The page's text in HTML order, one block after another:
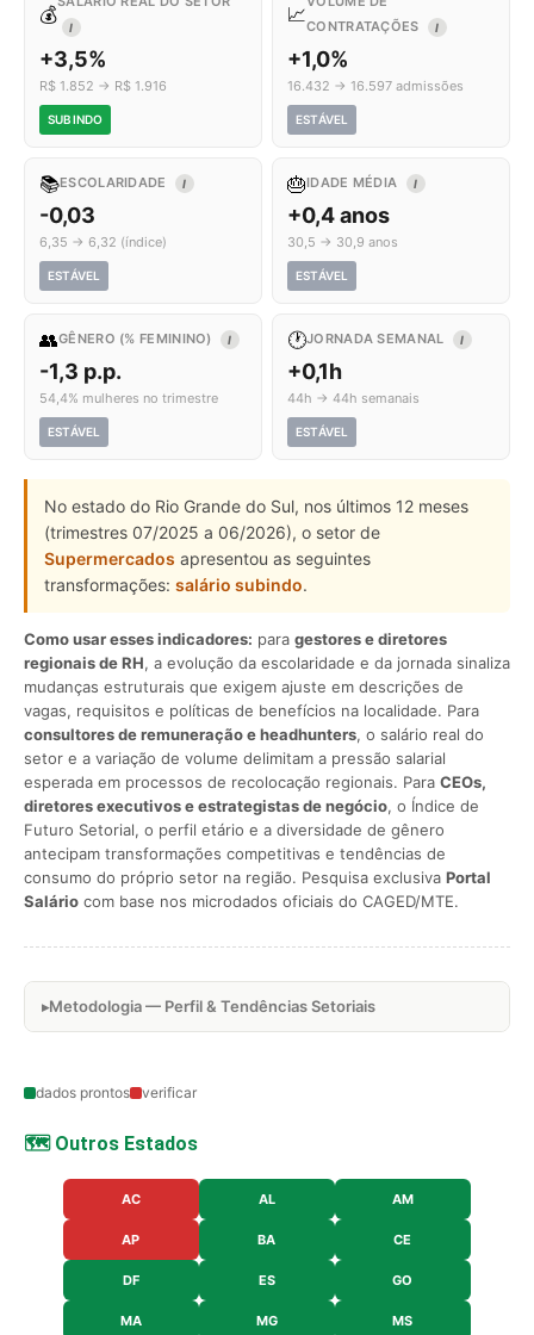
💰
I
+3,5%
R$ 1.852 → R$ 1.916
SUBINDO
📈CONTRATAÇÕES
I
+1,0%
16.432 → 16.597 admissões
ESTÁVEL
📚ESCOLARIDADE I
-0,03
6,35 → 6,32 (índice)
ESTÁVEL
🎂IDADE MÉDIA I
+0,4 anos
30,5 → 30,9 anos
ESTÁVEL
👥GÊNERO (% FEMININO) I
-1,3 p.p.
54,4% mulheres no trimestre
ESTÁVEL
🕐JORNADA SEMANAL I
+0,1h
44h → 44h semanais
ESTÁVEL
No estado do Rio Grande do Sul, nos últimos 12 meses
(trimestres 07/2025 a 06/2026), o setor de
Supermercados apresentou as seguintes
transformações: salário subindo.
Como usar esses indicadores: para gestores e diretores
regionais de RH, a evolução da escolaridade e da jornada sinaliza
mudanças estruturais que exigem ajuste em descrições de
vagas, requisitos e políticas de benefícios na localidade. Para
consultores de remuneração e headhunters, o salário real do
setor e a variação de volume delimitam a pressão salarial
esperada em processos de recolocação regionais. Para CEOs,
diretores executivos e estrategistas de negócio, o Índice de
Futuro Setorial, o perfil etário e a diversidade de gênero
antecipam transformações competitivas e tendências de
consumo do próprio setor na região. Pesquisa exclusiva Portal
Salário com base nos microdados oficiais do CAGED/MTE.
Metodologia — Perfil & Tendências Setoriais
dados prontos verificar
🗺️ Outros Estados
AC AL AM
AP BA CE
DF ES GO
MA MG MS